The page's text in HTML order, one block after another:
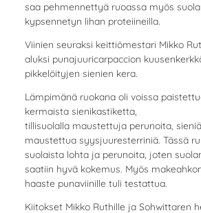
saa pehmennettyä ruoassa myös
kypsennetyn lihan proteiineilla.
Viinien seuraksi keittiömestari Mikko
aluksi punajuuricarpaccion
pikkelöityjen sienien kera.
Lämpimänä ruokana oli voissa
kermaista sienikastiketta,
tillisuolalla maustettuja perunoita,
maustettua syysjuuresterriniä. Tässä
suolaista lohta ja perunoita, joten
saatiin hyvä kokemus. Myös
haaste punaviinille tuli testattua.
Kiitokset Mikko Ruthille ja Sohwittaren